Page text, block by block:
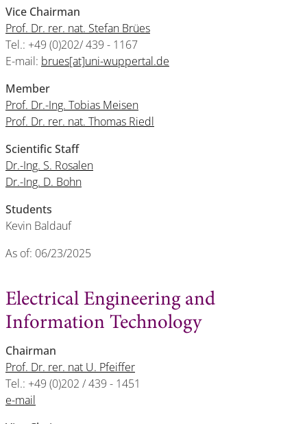
Vice Chairman
Prof. Dr. rer. nat. Stefan Brües
Tel.: +49 (0)202/ 439 - 1167
E-mail: brues[at]uni-wuppertal.de
Member
Prof. Dr.-Ing. Tobias Meisen
Prof. Dr. rer. nat. Thomas Riedl
Scientific Staff
Dr.-Ing. S. Rosalen
Dr.-Ing. D. Bohn
Students
Kevin Baldauf
As of: 06/23/2025
Electrical Engineering and
Information Technology
Chairman
Prof. Dr. rer. nat U. Pfeiffer
Tel.: +49 (0)202 / 439 - 1451
e-mail